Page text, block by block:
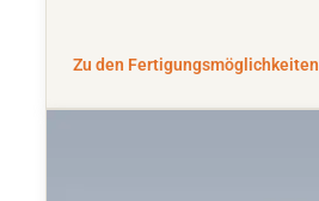
Zu den Fertigungsmöglichkeiten